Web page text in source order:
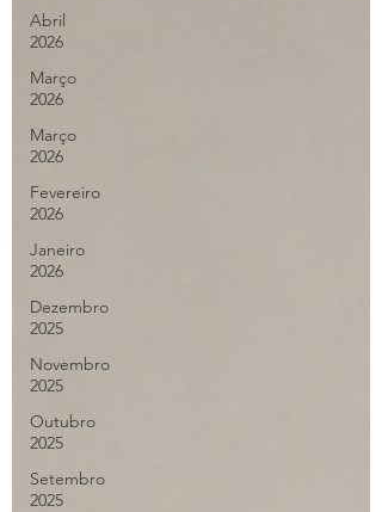
Abril
2026
Março
2026
Março
2026
Fevereiro
2026
Janeiro
2026
Dezembro
2025
Novembro
2025
Outubro
2025
Setembro
2025